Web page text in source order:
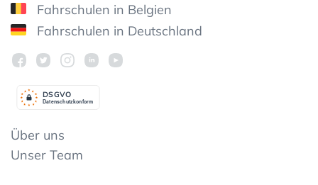
Fahrschulen in Belgien
Fahrschulen in Deutschland
Datenschutzkonform
DSGVO
Über uns
Unser Team